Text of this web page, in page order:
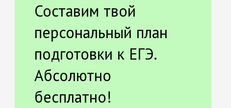
Составим твой
персональный план
подготовки к ЕГЭ.
Абсолютно
бесплатно!